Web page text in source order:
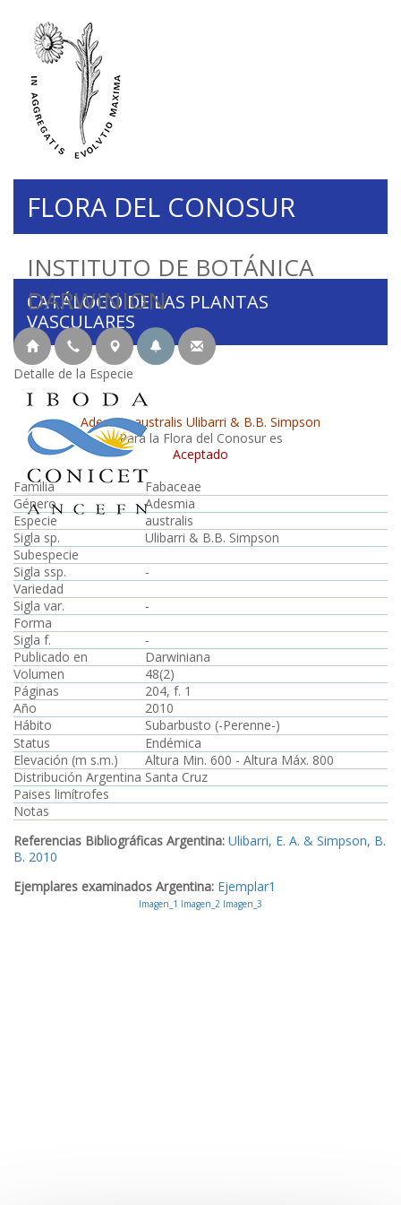
INSTITUTO DE BOTÁNICA
DARWINION
FLORA DEL CONOSUR
CATÁLOGO DE LAS PLANTAS
VASCULARES
Detalle de la Especie
Adesmia australis Ulibarri & B.B. Simpson
Para la Flora del Conosur es
Aceptado
Familia
Fabaceae
Género
Adesmia
Especie
australis
Sigla sp.
Ulibarri & B.B. Simpson
Subespecie
Sigla ssp.
-
Variedad
Sigla var.
-
Forma
Sigla f.
-
Publicado en
Darwiniana
Volumen
48(2)
Páginas
204, f. 1
Año
2010
Hábito
Subarbusto (-Perenne-)
Status
Endémica
Elevación (m s.m.)
Altura Min. 600 - Altura Máx. 800
Distribución Argentina Santa Cruz
Paises limítrofes
Notas
Referencias Bibliográficas Argentina: Ulibarri, E. A. & Simpson, B.
B. 2010
Ejemplares examinados Argentina: Ejemplar1
Imagen_1 Imagen_2 Imagen_3